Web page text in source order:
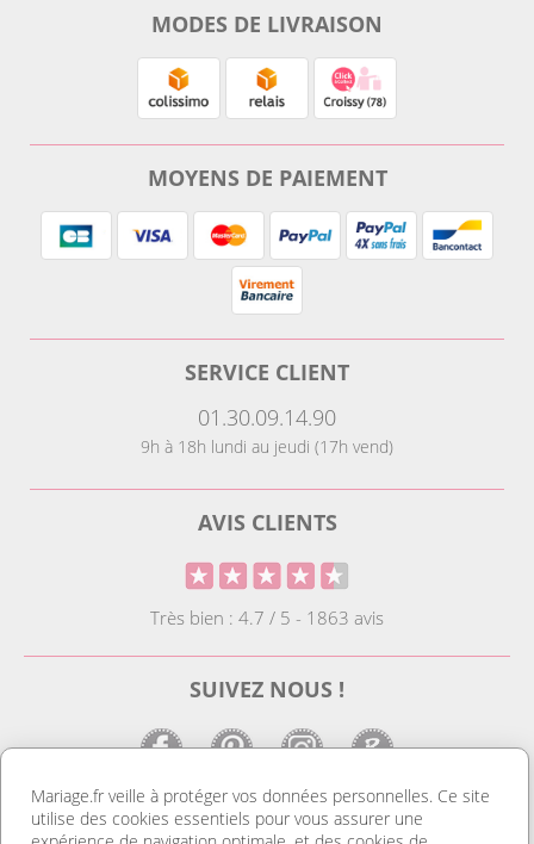
MODES DE LIVRAISON
MOYENS DE PAIEMENT
SERVICE CLIENT
01.30.09.14.90
9h à 18h lundi au jeudi (17h vend)
AVIS CLIENTS
Très bien : 4.7 / 5 - 1863 avis
SUIVEZ NOUS !
LE SITE DE LA DECO MARIAGE
Mariage.fr veille à protéger vos données personnelles. Ce site
utilise des cookies essentiels pour vous assurer une